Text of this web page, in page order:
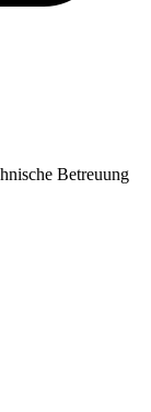
Betreuung